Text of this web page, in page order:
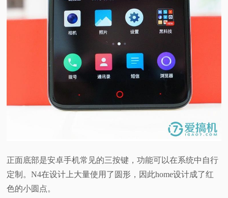
正面底部是安卓手机常见的三按键，功能可以在系统中自行
定制。N4在设计上大量使用了圆形，因此home设计成了红
色的小圆点。